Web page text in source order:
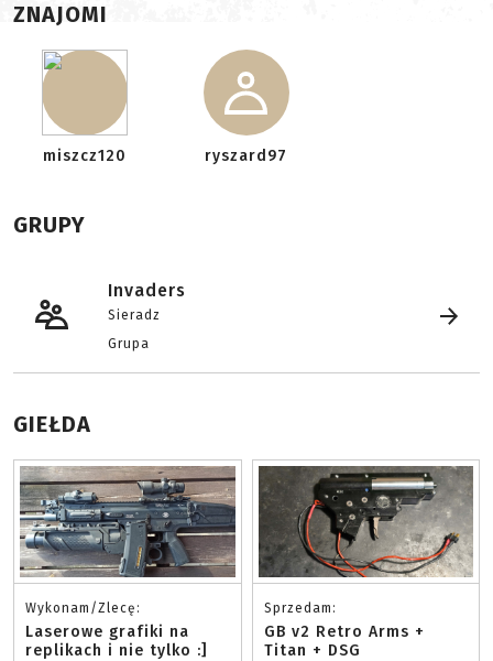
ZNAJOMI
miszcz120 ryszard97
GRUPY
Invaders
Sieradz
Grupa
GIEŁDA
Wykonam/Zlecę:
Laserowe grafiki na
replikach i nie tylko :]
Sprzedam:
GB v2 Retro Arms +
Titan + DSG